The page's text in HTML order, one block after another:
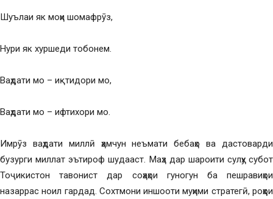
Шуълаи як моҳи шомафрӯз,
Нури як хуршеди тобонем.
Ваҳдати мо – иқтидори мо,
Ваҳдати мо – ифтихори мо.
Имрӯз ваҳдати миллӣ ҳамчун неъмати бебаҳо ва дастоварди
бузурги миллат эътироф шудааст. Маҳз дар шароити сулҳу субот
Тоҷикистон тавонист дар соҳаҳои гуногун ба пешравиҳои
назаррас ноил гардад. Сохтмони иншооти муҳими стратегӣ, роҳҳои